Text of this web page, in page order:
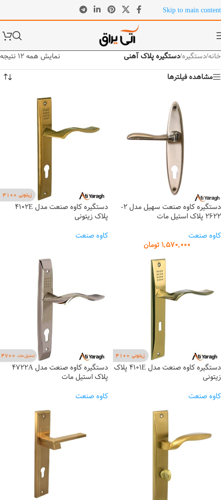
Skip to main content
خانه/دستگیره/دستگیره پلاک آهنی
نمایش همه 12 نتیجه
مشاهده فیلترها
دستگیره کاوه صنعت سهیل مدل 2-
2622 پلاک استیل مات
کاوه صنعت
1,570,000 تومان
دستگیره کاوه صنعت مدل 4102E
پلاک زیتونی
کاوه صنعت
دستگیره کاوه صنعت مدل 4101E پلاک
زیتونی
کاوه صنعت
دستگیره کاوه صنعت مدل 4722A
پلاک استیل مات
کاوه صنعت